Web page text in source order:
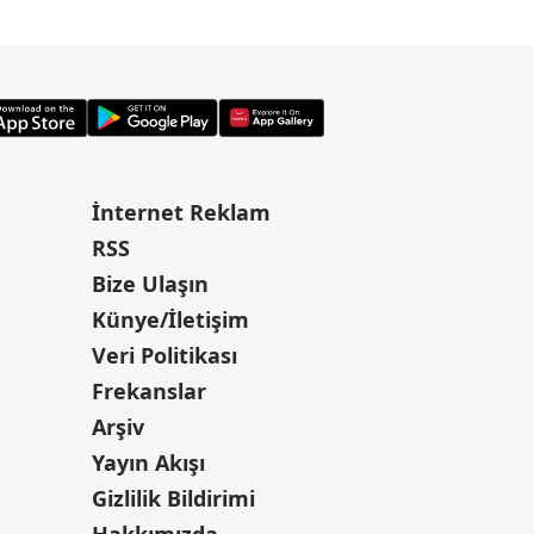
İnternet Reklam
RSS
Bize Ulaşın
Künye/İletişim
Veri Politikası
Frekanslar
Arşiv
Yayın Akışı
Gizlilik Bildirimi